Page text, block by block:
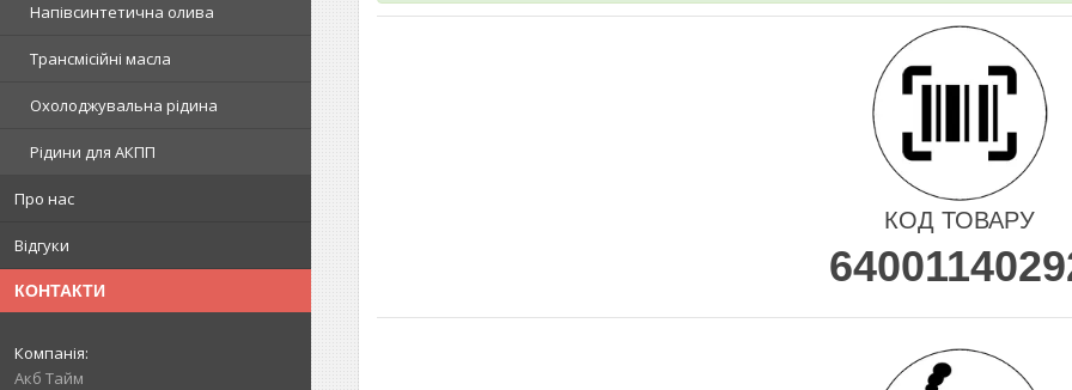
Напівсинтетична олива
Трансмісійні масла
Охолоджувальна рідина
Рідини для АКПП
Про нас
Відгуки
КОНТАКТИ
Акб Тайм
КОД ТОВАРУ